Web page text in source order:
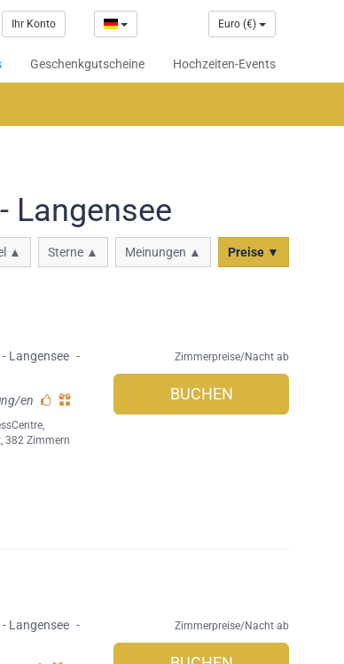
Ihr Konto Euro (€)
Geschenkgutscheine Hochzeiten-Events
Langensee
▲ Sterne ▲ Meinungen ▲ Preise ▼
Langensee -
en
,
, 382 Zimmern
Zimmerpreise/Nacht ab
BUCHEN
Langensee -
Zimmerpreise/Nacht ab